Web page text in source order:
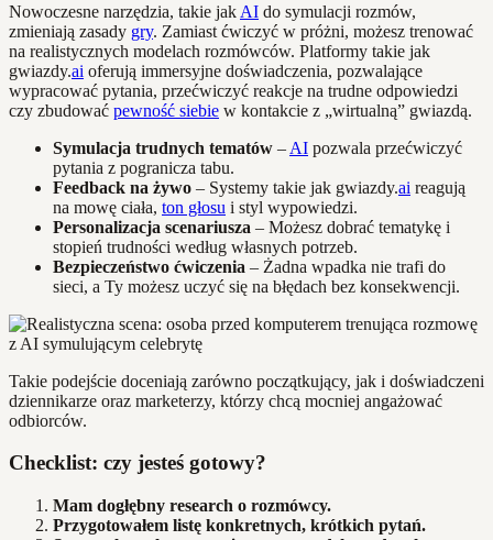
Nowoczesne narzędzia, takie jak AI do symulacji rozmów,
zmieniają zasady gry. Zamiast ćwiczyć w próżni, możesz trenować
na realistycznych modelach rozmówców. Platformy takie jak
gwiazdy.ai oferują immersyjne doświadczenia, pozwalające
wypracować pytania, przećwiczyć reakcje na trudne odpowiedzi
czy zbudować pewność siebie w kontakcie z „wirtualną” gwiazdą.
Symulacja trudnych tematów – AI pozwala przećwiczyć
pytania z pogranicza tabu.
Feedback na żywo – Systemy takie jak gwiazdy.ai reagują
na mowę ciała, ton głosu i styl wypowiedzi.
Personalizacja scenariusza – Możesz dobrać tematykę i
stopień trudności według własnych potrzeb.
Bezpieczeństwo ćwiczenia – Żadna wpadka nie trafi do
sieci, a Ty możesz uczyć się na błędach bez konsekwencji.
Takie podejście doceniają zarówno początkujący, jak i doświadczeni
dziennikarze oraz marketerzy, którzy chcą mocniej angażować
odbiorców.
Checklist: czy jesteś gotowy?
Mam dogłębny research o rozmówcy.
Przygotowałem listę konkretnych, krótkich pytań.